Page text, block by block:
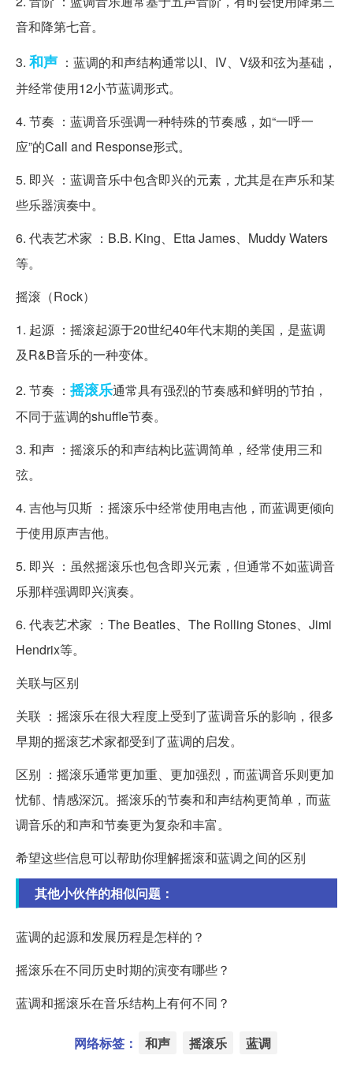
音和降第七音。
3. 和声 ：蓝调的和声结构通常以I、IV、V级和弦为基础，
并经常使用12小节蓝调形式。
4. 节奏 ：蓝调音乐强调一种特殊的节奏感，如“一呼一
应”的Call and Response形式。
5. 即兴 ：蓝调音乐中包含即兴的元素，尤其是在声乐和某
些乐器演奏中。
6. 代表艺术家 ：B.B. King、Etta James、Muddy Waters
等。
摇滚（Rock）
1. 起源 ：摇滚起源于20世纪40年代末期的美国，是蓝调
及R&B音乐的一种变体。
2. 节奏 ： 摇滚乐通常具有强烈的节奏感和鲜明的节拍，
不同于蓝调的shuffle节奏。
3. 和声 ：摇滚乐的和声结构比蓝调简单，经常使用三和
弦。
4. 吉他与贝斯 ：摇滚乐中经常使用电吉他，而蓝调更倾向
于使用原声吉他。
5. 即兴 ：虽然摇滚乐也包含即兴元素，但通常不如蓝调音
乐那样强调即兴演奏。
6. 代表艺术家 ：The Beatles、The Rolling Stones、Jimi
Hendrix等。
关联与区别
关联 ：摇滚乐在很大程度上受到了蓝调音乐的影响，很多
早期的摇滚艺术家都受到了蓝调的启发。
区别 ：摇滚乐通常更加重、更加强烈，而蓝调音乐则更加
忧郁、情感深沉。摇滚乐的节奏和和声结构更简单，而蓝
调音乐的和声和节奏更为复杂和丰富。
希望这些信息可以帮助你理解摇滚和蓝调之间的区别
其他小伙伴的相似问题：
蓝调的起源和发展历程是怎样的？
摇滚乐在不同历史时期的演变有哪些？
蓝调和摇滚乐在音乐结构上有何不同？
网络标签： 和声 摇滚乐 蓝调